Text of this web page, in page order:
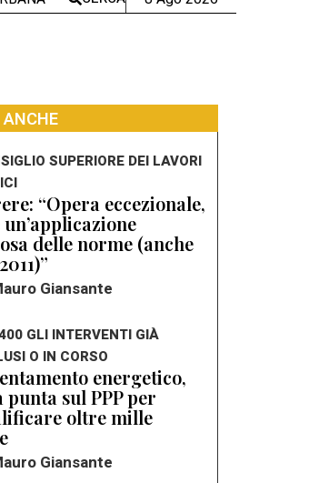
ANCHE
SUPERIORE DEI LAVORI
“Opera eccezionale,
un’applicazione
delle norme (anche
Giansante
GLI INTERVENTI GIÀ
O IN CORSO
energetico,
punta sul PPP per
oltre mille
Giansante